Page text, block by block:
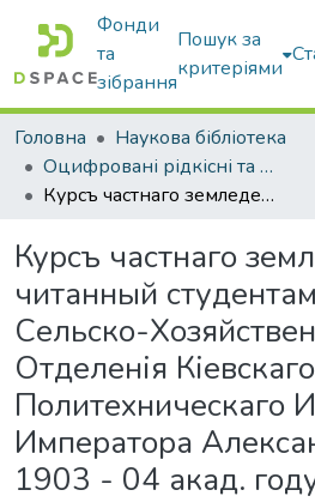
Фонди
та
зібрання
Пошук за
критеріями
Головна
Наукова бібліотека
Оцифровані рідкісні та цінні видання з фонду наукової бібліотеки
Курсъ частнаго земледелія : читанный студентамъ IV курса Сельско-Хозяйственнаго Отделенія Кіевскаго Политехническаго Института Императора Александра II въ 1903 - 04 акад. году
Курсъ частнаго
читанный
Сельско-
Отделенія Кіевскаго
Политехническаго
Императора
1903 - 04 акад.